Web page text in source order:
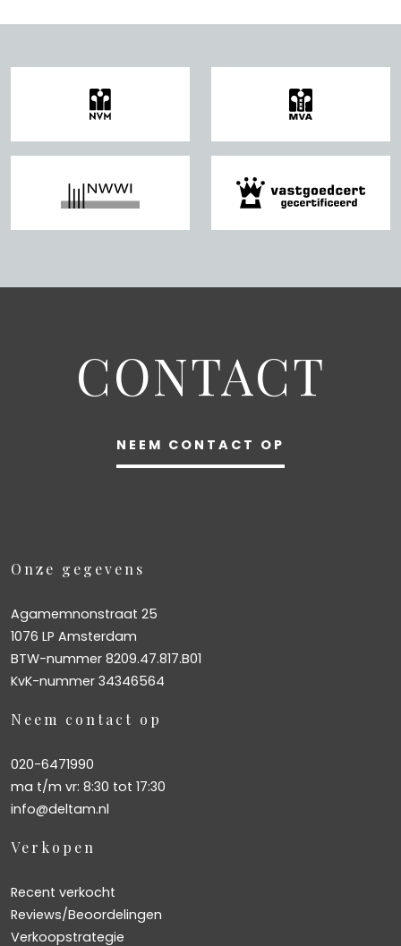
CONTACT
NEEM CONTACT OP
Onze gegevens
Agamemnonstraat 25
1076 LP Amsterdam
BTW-nummer 8209.47.817.B01
KvK-nummer 34346564
Neem contact op
020-6471990
ma t/m vr: 8:30 tot 17:30
info@deltam.nl
Verkopen
Recent verkocht
Reviews/Beoordelingen
Verkoopstrategie